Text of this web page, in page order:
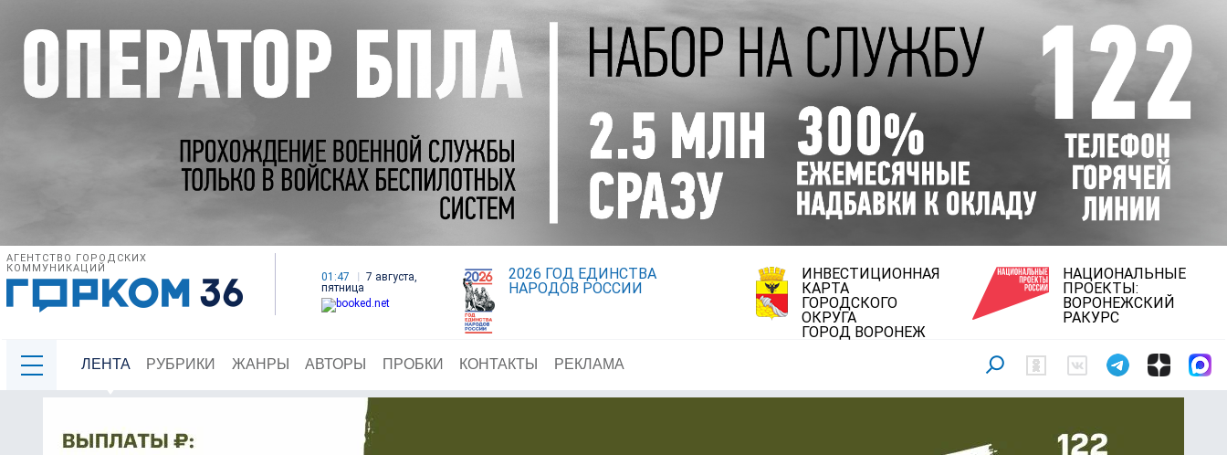
АГЕНТСТВО ГОРОДСКИХ
КОММУНИКАЦИЙ
01:47
7 августа,
пятница
2026 ГОД ЕДИНСТВА
НАРОДОВ РОССИИ
ИНВЕСТИЦИОННАЯ
КАРТА
ГОРОДСКОГО
ОКРУГА
ГОРОД ВОРОНЕЖ
НАЦИОНАЛЬНЫЕ
ПРОЕКТЫ:
ВОРОНЕЖСКИЙ
РАКУРС
ЛЕНТА РУБРИКИ ЖАНРЫ АВТОРЫ ПРОБКИ КОНТАКТЫ РЕКЛАМА